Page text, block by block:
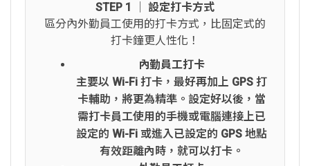
STEP 1 │ 設定打卡方式
區分內外勤員工使用的打卡方式，比固定式的
打卡鐘更人性化！
內勤員工打卡
主要以 Wi-Fi 打卡，最好再加上 GPS 打
卡輔助，將更為精準。設定好以後，當
需打卡員工使用的手機或電腦連接上已
設定的 Wi-Fi 或進入已設定的 GPS 地點
有效距離內時，就可以打卡。